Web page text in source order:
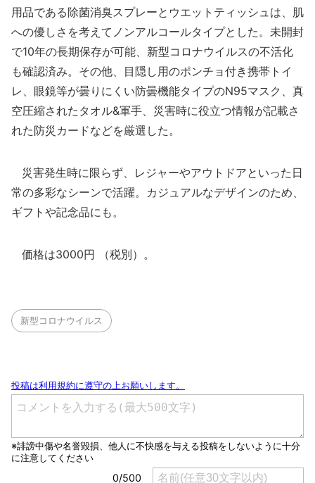
用品である除菌消臭スプレーとウエットティッシュは、肌
への優しさを考えてノンアルコールタイプとした。未開封
で10年の長期保存が可能、新型コロナウイルスの不活化
も確認済み。その他、目隠し用のポンチョ付き携帯トイ
レ、眼鏡等が曇りにくい防曇機能タイプのN95マスク、真
空圧縮されたタオル&軍手、災害時に役立つ情報が記載さ
れた防災カードなどを厳選した。
災害発生時に限らず、レジャーやアウトドアといった日
常の多彩なシーンで活躍。カジュアルなデザインのため、
ギフトや記念品にも。
価格は3000円 （税別）。
新型コロナウイルス